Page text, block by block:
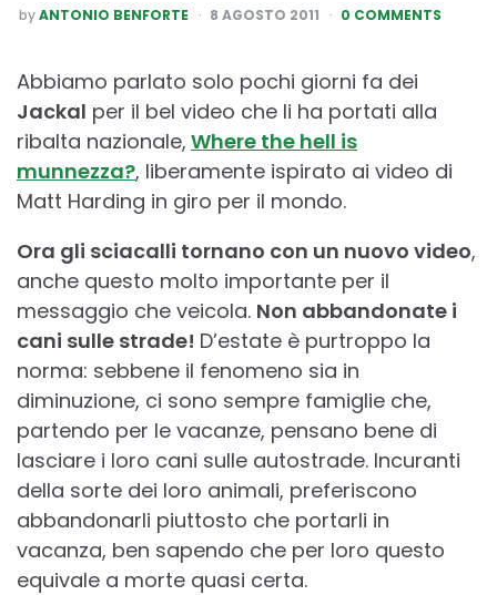
POSTED
BY
byANTONIO BENFORTE 8 AGOSTO 2011 0 COMMENTS
Abbiamo parlato solo pochi giorni fa dei
Jackal per il bel video che li ha portati alla
ribalta nazionale, Where the hell is
munnezza?, liberamente ispirato ai video di
Matt Harding in giro per il mondo.
Ora gli sciacalli tornano con un nuovo video,
anche questo molto importante per il
messaggio che veicola. Non abbandonate i
cani sulle strade! D’estate è purtroppo la
norma: sebbene il fenomeno sia in
diminuzione, ci sono sempre famiglie che,
partendo per le vacanze, pensano bene di
lasciare i loro cani sulle autostrade. Incuranti
della sorte dei loro animali, preferiscono
abbandonarli piuttosto che portarli in
vacanza, ben sapendo che per loro questo
equivale a morte quasi certa.